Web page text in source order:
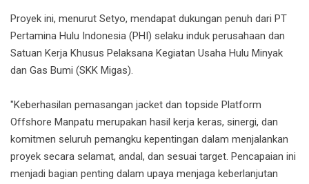
Proyek ini, menurut Setyo, mendapat dukungan penuh dari PT
Pertamina Hulu Indonesia (PHI) selaku induk perusahaan dan
Satuan Kerja Khusus Pelaksana Kegiatan Usaha Hulu Minyak
dan Gas Bumi (SKK Migas).
"Keberhasilan pemasangan jacket dan topside Platform
Offshore Manpatu merupakan hasil kerja keras, sinergi, dan
komitmen seluruh pemangku kepentingan dalam menjalankan
proyek secara selamat, andal, dan sesuai target. Pencapaian ini
menjadi bagian penting dalam upaya menjaga keberlanjutan